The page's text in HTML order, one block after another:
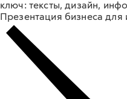
ключ: тексты, дизайн,
Презентация бизнеса для